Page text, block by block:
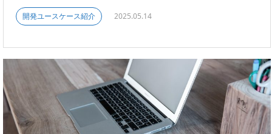
開発ユースケース紹介 2025.05.14